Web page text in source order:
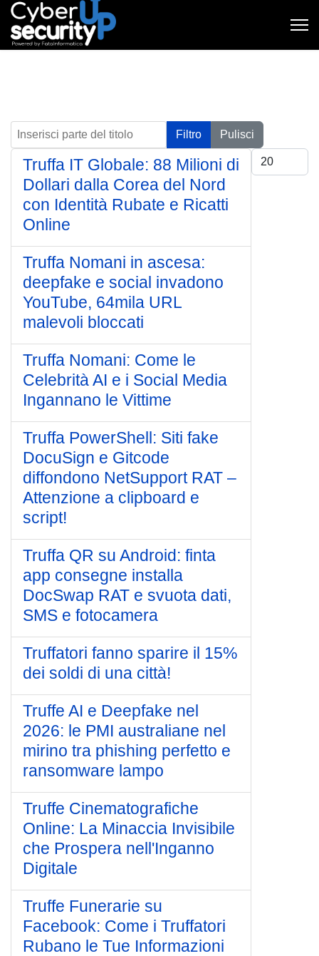
Inserisci parte del titolo Filtro
Pulisci
Visualizza #
Truffa IT Globale: 88 Milioni di
Dollari dalla Corea del Nord
con Identità Rubate e Ricatti
Online
Truffa Nomani in ascesa:
deepfake e social invadono
YouTube, 64mila URL
malevoli bloccati
Truffa Nomani: Come le
Celebrità AI e i Social Media
Ingannano le Vittime
Truffa PowerShell: Siti fake
DocuSign e Gitcode
diffondono NetSupport RAT –
Attenzione a clipboard e
script!
Truffa QR su Android: finta
app consegne installa
DocSwap RAT e svuota dati,
SMS e fotocamera
Truffatori fanno sparire il 15%
dei soldi di una città!
Truffe AI e Deepfake nel
2026: le PMI australiane nel
mirino tra phishing perfetto e
ransomware lampo
Truffe Cinematografiche
Online: La Minaccia Invisibile
che Prospera nell'Inganno
Digitale
Truffe Funerarie su
Facebook: Come i Truffatori
Rubano le Tue Informazioni